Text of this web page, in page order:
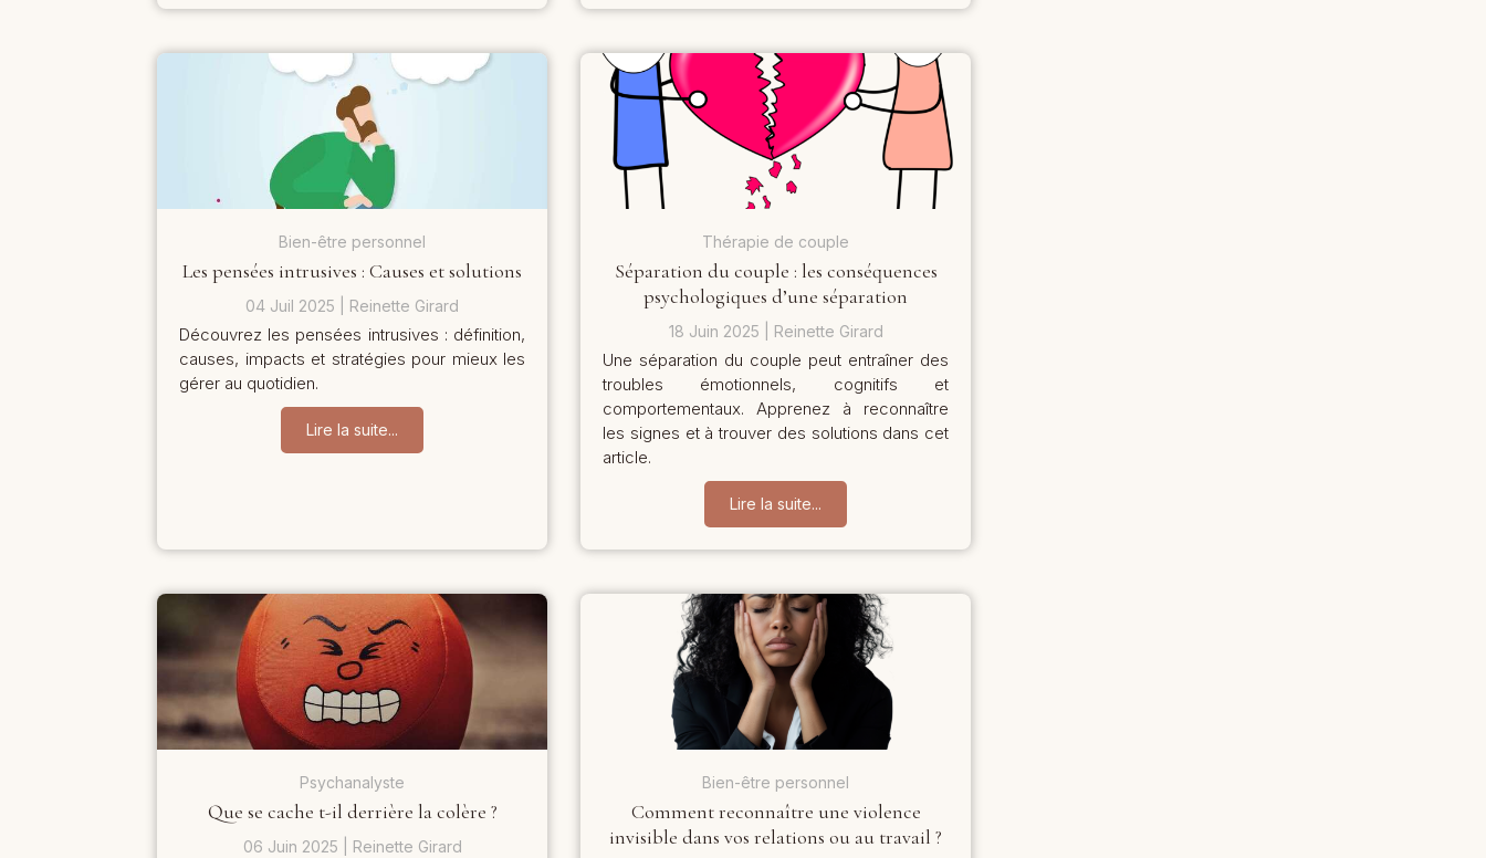
Bien-être personnel
Les pensées intrusives : Causes et solutions
04 Juil 2025 Reinette Girard
Découvrez les pensées intrusives : définition,
causes, impacts et stratégies pour mieux les
gérer au quotidien.
Lire la suite...
Thérapie de couple
Séparation du couple : les conséquences
psychologiques d’une séparation
18 Juin 2025 Reinette Girard
Une séparation du couple peut entraîner des
troubles émotionnels, cognitifs et
comportementaux. Apprenez à reconnaître
les signes et à trouver des solutions dans cet
article.
Lire la suite...
Psychanalyste
Que se cache t-il derrière la colère ?
06 Juin 2025 Reinette Girard
Bien-être personnel
Comment reconnaître une violence
invisible dans vos relations ou au travail ?